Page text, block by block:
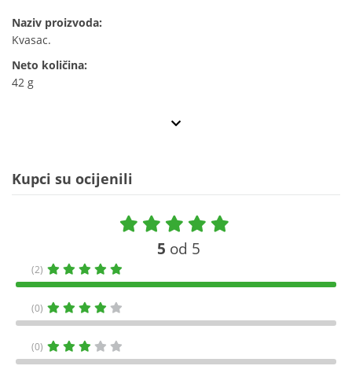
Naziv proizvoda:
Kvasac.
Neto količina:
42 g
Kupci su ocijenili
5 od 5
(2)
(0)
(0)